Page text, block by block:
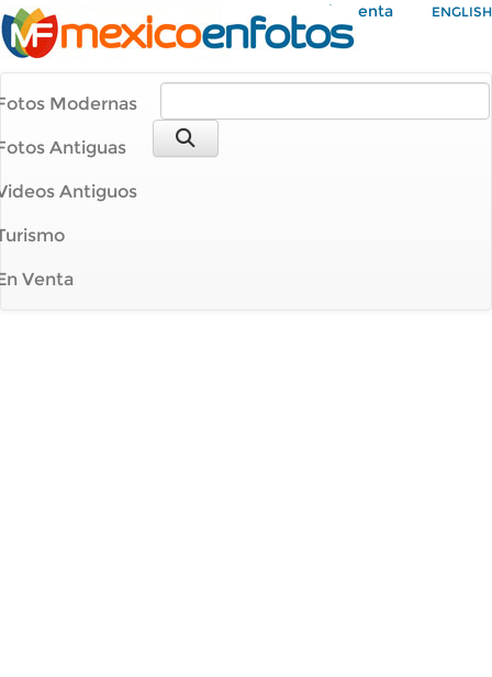
Mi Cuenta ENGLISH
Modernas
Antiguas
Antiguos
Venta